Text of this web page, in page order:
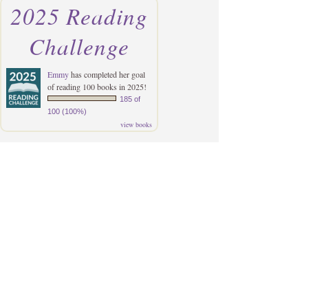
2025 Reading
Challenge
Emmyhas completed her goal
of reading 100 books in 2025!
185 of
100 (100%)
view books